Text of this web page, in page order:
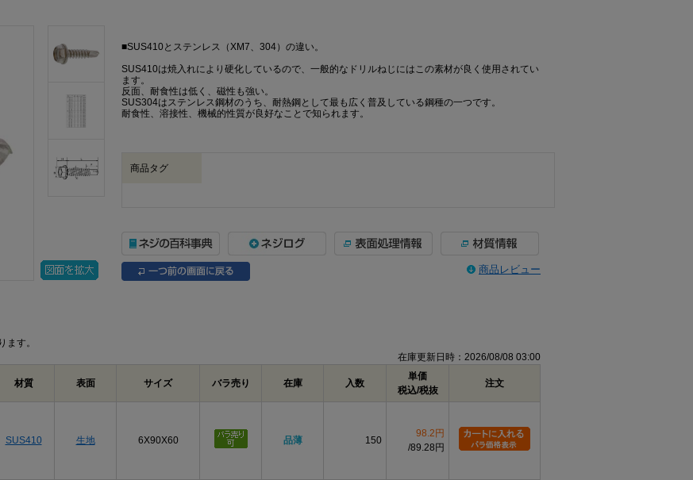
■SUS410とステンレス（XM7、304）の違い。
SUS410は焼入れにより硬化しているので、一般的なドリルねじにはこの素材が良く使用されてい
ます。
反面、耐食性は低く、磁性も強い。
SUS304はステンレス鋼材のうち、耐熱鋼として最も広く普及している鋼種の一つです。
耐食性、溶接性、機械的性質が良好なことで知られます。
商品タグ
商品レビュー
す。
在庫更新日時：2026/08/08 03:00
材質 表面 サイズ バラ売り 在庫 入数
単価
税込/税抜
注文
SUS410 生地 6X90X60 品薄 150
98.2円
89.28円